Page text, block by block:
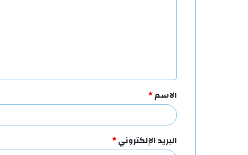
ق
*
الاسم*
البريد الإلكتروني*